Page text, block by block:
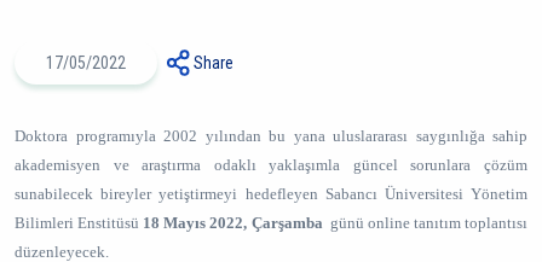
17/05/2022 Share
Doktora programıyla 2002 yılından bu yana uluslararası saygınlığa sahip
akademisyen ve araştırma odaklı yaklaşımla güncel sorunlara çözüm
sunabilecek bireyler yetiştirmeyi hedefleyen Sabancı Üniversitesi Yönetim
Bilimleri Enstitüsü 18 Mayıs 2022, Çarşamba günü online tanıtım toplantısı
düzenleyecek.